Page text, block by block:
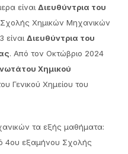
είναι Διευθύντρια του
Χημικών Μηχανικών
Διευθύντρια του
. Από τον Οκτώβριο 2024
Χημικού
Γενικού Χημείου του
τα εξής μαθήματα:
4ου εξαμήνου Σχολής